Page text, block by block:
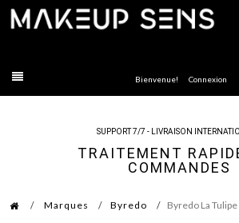
Bienvenue! Connexion
SUPPORT 7/7 - LIVRAISON
TRAITEMENT
COMMANDES
Marques Byredo Byredo La